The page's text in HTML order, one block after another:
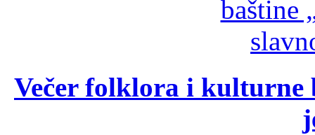
Večer folklora i kulturne